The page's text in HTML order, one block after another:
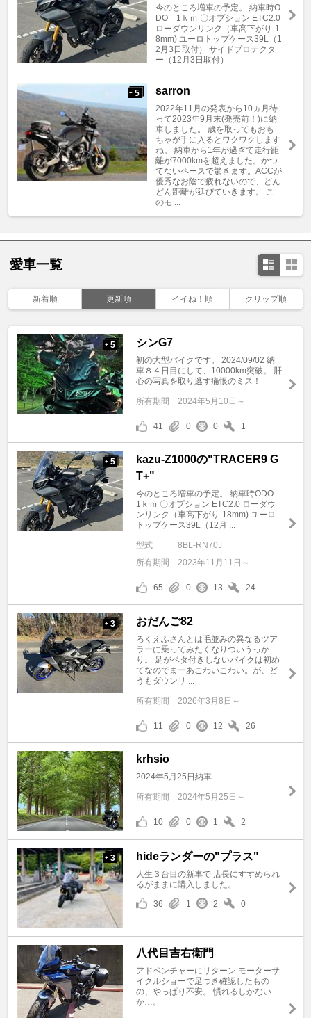
今のところ増車の予定。 納車時O
DO 1ｋｍ 〇オプション ETC2.0
ローダウンリンク（車高下がり-1
8mm) ユーロトップケース39L（1
2月3日取付） サイドプロテクタ
ー（12月3日取付）
+ 5 sarron
2022年11月の発表から10ヵ月待
って2023年9月末(発売前！)に納
車しました。 歳を取ってもおも
ちゃが手に入るとワクワクします
ね。 納車から1年が過ぎて走行距
離が7000kmを超えました。かつ
てないペースで驚きます。ACCが
優秀なお陰で疲れないので、どん
どん距離が延びていきます。 こ
のモ ...
愛車一覧
新着順 更新順 イイね！順 クリップ順
+ 5 シンG7
初の大型バイクです。 2024/09/02 納
車８４日目にして、10000km突破。 肝
心の写真を取り逃す痛恨のミス！
所有期間 2024年5月10日～
41 0 0 1
+ 5
kazu-Z1000の"TRACER9 G
T+"
今のところ増車の予定。 納車時ODO
1ｋｍ 〇オプション ETC2.0 ローダウ
ンリンク（車高下がり-18mm) ユーロ
トップケース39L（12月 ...
型式
8BL-RN70J
所有期間
2023年11月11日～
65 0 13 24
+ 3 おだんご82
ろくえふさんとは毛並みの異なるツア
ラーに乗ってみたくなりついうっか
り。 足がベタ付きしないバイクは初め
てなのでまーあこわいこわい。が、ど
うもダウンリ ...
所有期間 2026年3月8日～
11 0 12 26
krhsio
2024年5月25日納車
所有期間 2024年5月25日～
10 0 1 2
+ 3 hideランダーの"プラス"
人生３台目の新車で 店長にすすめられ
るがままに購入しました。
36
1 2 0
八代目吉右衛門
アドベンチャーにリターン モーターサ
イクルショーで足つき確認したもの
の、やっぱり不安。 慣れるしかない
か…。